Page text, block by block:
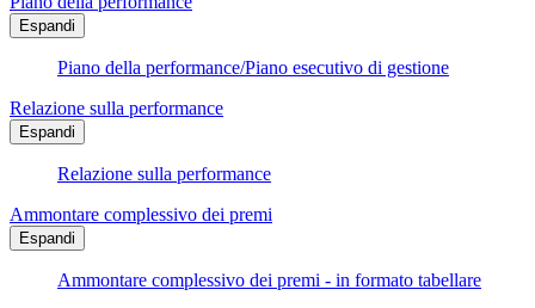
Espandi
Piano della performance/Piano esecutivo di gestione
Relazione sulla performance
Espandi
Relazione sulla performance
Ammontare complessivo dei premi
Espandi
Ammontare complessivo dei premi - in formato tabellare